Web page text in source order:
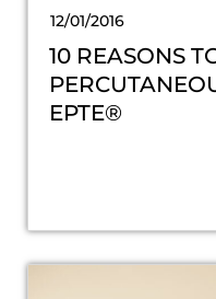
12/01/2016
10 REASONS
EPTE®